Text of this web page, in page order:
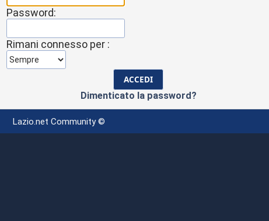
Password:
Rimani connesso per :
Dimenticato la password?
Lazio.net Community ©